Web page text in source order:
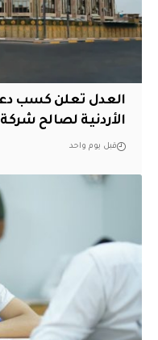
العدل تعلن كسب
الأردنية لصالح
قبل يوم واحد